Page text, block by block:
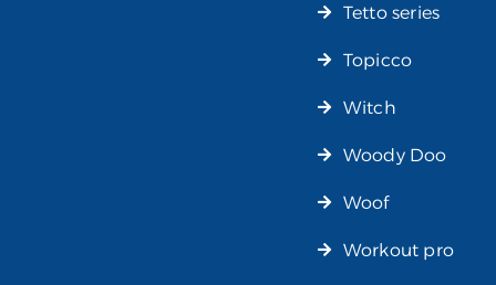
Tetto series
Topicco
Witch
Woody Doo
Woof
Workout pro